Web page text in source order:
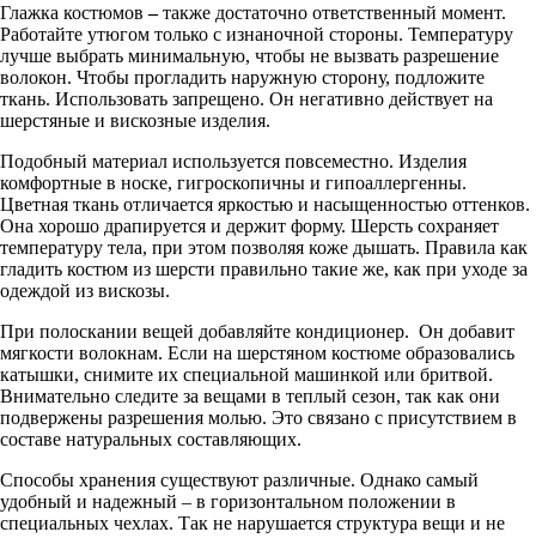
Глажка костюмов –также достаточно ответственный момент.
Работайте утюгом только с изнаночной стороны. Температуру
лучше выбрать минимальную, чтобы не вызвать разрешение
волокон. Чтобы прогладить наружную сторону, подложите
ткань. Использовать запрещено. Он негативно действует на
шерстяные и вискозные изделия.
Подобный материал используется повсеместно. Изделия
комфортные в носке, гигроскопичны и гипоаллергенны.
Цветная ткань отличается яркостью и насыщенностью оттенков.
Она хорошо драпируется и держит форму. Шерсть сохраняет
температуру тела, при этом позволяя коже дышать. Правила как
гладить костюм из шерсти правильно такие же, как при уходе за
одеждой из вискозы.
При полоскании вещей добавляйте кондиционер. Он добавит
мягкости волокнам. Если на шерстяном костюме образовались
катышки, снимите их специальной машинкой или бритвой.
Внимательно следите за вещами в теплый сезон, так как они
подвержены разрешения молью. Это связано с присутствием в
составе натуральных составляющих.
Способы хранения существуют различные. Однако самый
удобный и надежный – в горизонтальном положении в
специальных чехлах. Так не нарушается структура вещи и не